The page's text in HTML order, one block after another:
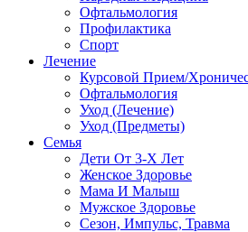
Офтальмология
Профилактика
Спорт
Лечение
Курсовой Прием/
Офтальмология
Уход (Лечение)
Уход (Предметы)
Семья
Дети От 3-Х Лет
Женское Здоровье
Мама И Малыш
Мужское Здоровье
Сезон, Импульс, Травма